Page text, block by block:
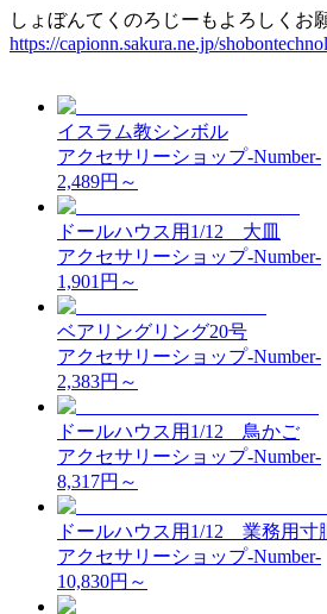
しょぼんてくのろじーもよろしくお
https://capionn.sakura.ne.jp/
イスラム教シンボル
アクセサリーショップ-Number-
2,489円～
ドールハウス用1/12 大皿
アクセサリーショップ-Number-
1,901 円～
ベアリングリング20号
アクセサリーショップ-Number-
2,383円～
ドールハウス用1/12 鳥かご
アクセサリーショップ-Number-
8,317円～
ドールハウス用1/12 業務用寸
アクセサリーショップ-Number-
10,830円～